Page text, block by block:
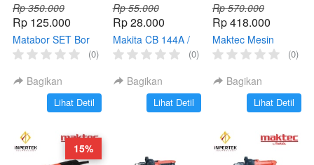
Rp 350.000
Rp 125.000
Matabor SET Bor
Makita 6pcs Drill
SET D2 D3 D4 D5
(0)
Bagikan
`Lihat Detil
Rp 55.000
Rp 28.000
Makita CB 144A /
Carbon Brush /
Spull Makita
(0)
Bagikan
`
Lihat Detil
Rp 570.000
Rp 418.000
Maktec Mesin
Gerinda MT91A 4
Tangan
(0)
Bagikan
`Lihat Detil
15%